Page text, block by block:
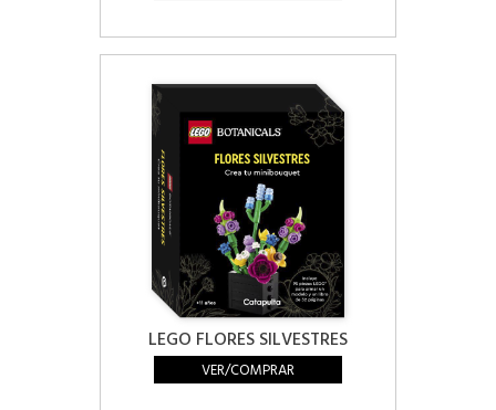
LEGO FLORES SILVESTRES
VER/COMPRAR